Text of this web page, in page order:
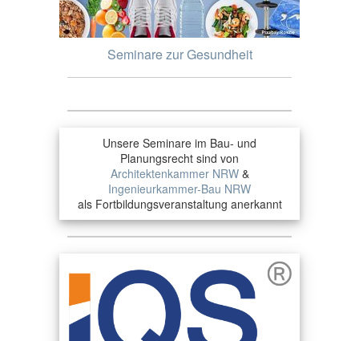
Seminare zur Gesundheit
Unsere Seminare im Bau- und
Planungsrecht sind von
Architektenkammer NRW&
Ingenieurkammer-Bau NRW
als Fortbildungsveranstaltung anerkannt